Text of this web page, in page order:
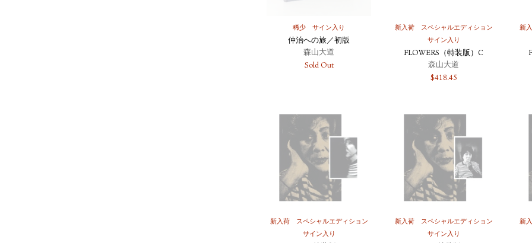
稀少 サイン入り
仲治への旅／初版
森山大道
Sold Out
新入荷
スペシャルエディション
サイン入り
FLOWERS（特装版）C
森山大道
$418.45
新
新入荷
スペシャルエディション
サイン入り
新入荷
スペシャルエディション
サイン入り
新